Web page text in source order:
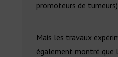
promoteurs de tumeurs)
Mais les travaux
également montré que